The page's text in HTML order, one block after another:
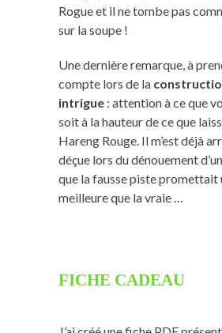
Rogue et il ne tombe pas
sur la soupe !
Une dernière remarque, à
compte lors de la
intrigue : attention à ce que
soit à la hauteur de ce que
Hareng Rouge. Il m’est déjà
déçue lors du dénouement
que la fausse piste promettait
meilleure que la vraie …
FICHE CADEAU